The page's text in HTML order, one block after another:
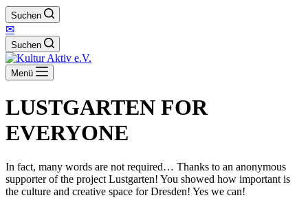
Suchen
✉
Suchen
Menü
LUSTGARTEN FOR
EVERYONE
In fact, many words are not required… Thanks to an anonymous
supporter of the project Lustgarten! You showed how important is
the culture and creative space forDresden! Yes we can!